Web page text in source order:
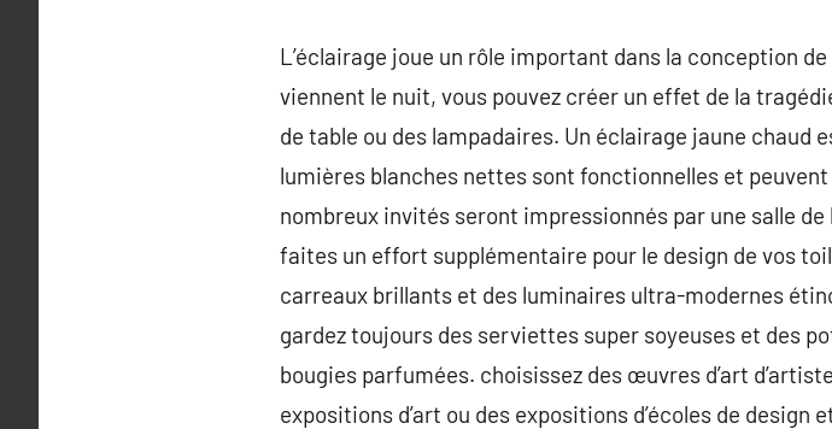
L’éclairage joue un rôle important dans la conception
viennent le nuit, vous pouvez créer un effet de la
de table ou des lampadaires. Un éclairage jaune
lumières blanches nettes sont fonctionnelles et
nombreux invités seront impressionnés par une salle
faites un effort supplémentaire pour le design de vos
carreaux brillants et des luminaires ultra-modernes
gardez toujours des serviettes super soyeuses et des
bougies parfumées. choisissez des œuvres d’art
expositions d’art ou des expositions d’écoles de